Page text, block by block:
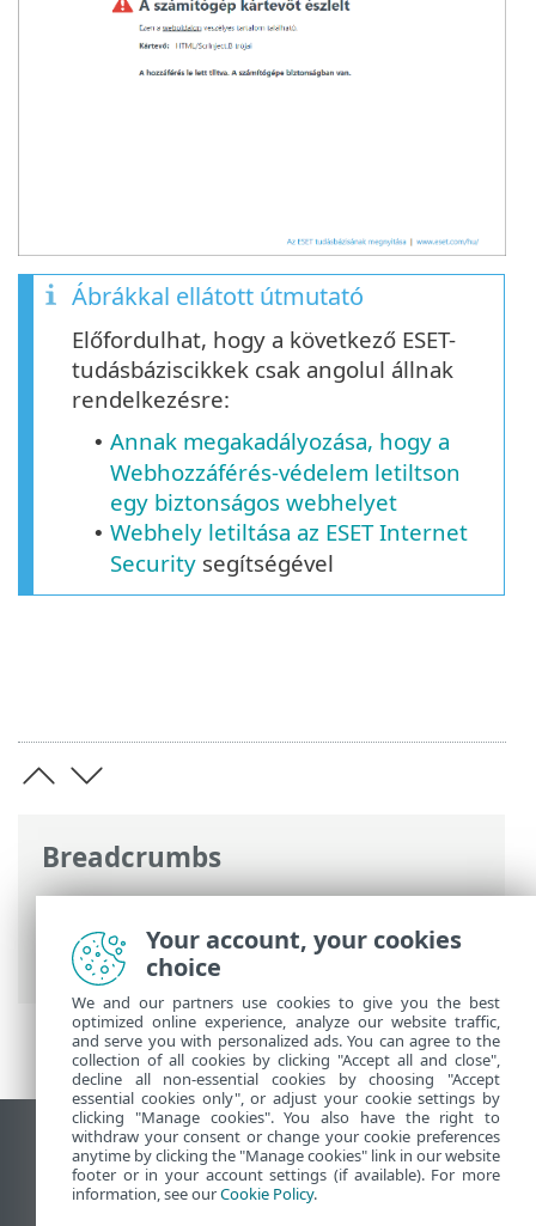
Breadcrumbs
ESET Online súgó>ESET Internet
Security >További beállítások>Védelmek
> Webhozzáférés-védelem
Ábrákkal ellátott útmutató
Előfordulhat, hogy a következő ESET-
tudásbáziscikkek csak angolul állnak
rendelkezésre:
• Annak megakadályozása, hogy a
Webhozzáférés-védelem letiltson
egy biztonságos webhelyet
• Webhely letiltása az ESET Internet
Security segítségével
Asztali webhely megtekintése
End of Life
Az ESET tudásbázisa
Your account, your cookies
choice
We and our partners use cookies to give you the best
optimized online experience, analyze our website traffic,
and serve you with personalized ads. You can agree to the
collection of all cookies by clicking "Accept all and close",
decline all non-essential cookies by choosing "Accept
essential cookies only", or adjust your cookie settings by
clicking "Manage cookies". You also have the right to
withdraw your consent or change your cookie preferences
anytime by clicking the "Manage cookies" link in our website
footer or in your account settings (if available). For more
information, see ourCookie Policy.